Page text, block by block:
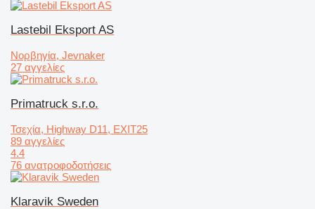
Lastebil Eksport AS
Νορβηγία, Jevnaker
27 αγγελίες
Primatruck s.r.o.
Τσεχία, Highway D11, EXIT25
89 αγγελίες
4.4
76 ανατροφοδοτήσεις
Klaravik Sweden